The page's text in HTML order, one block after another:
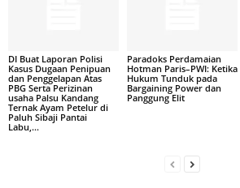
DI Buat Laporan Polisi
Kasus Dugaan Penipuan
dan Penggelapan Atas
PBG Serta Perizinan
usaha Palsu Kandang
Ternak Ayam Petelur di
Paluh Sibaji Pantai
Labu,...
Paradoks Perdamaian
Hotman Paris–PWI: Ketika
Hukum Tunduk pada
Bargaining Power dan
Panggung Elit